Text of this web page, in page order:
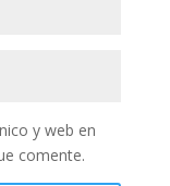
y web en
comente.